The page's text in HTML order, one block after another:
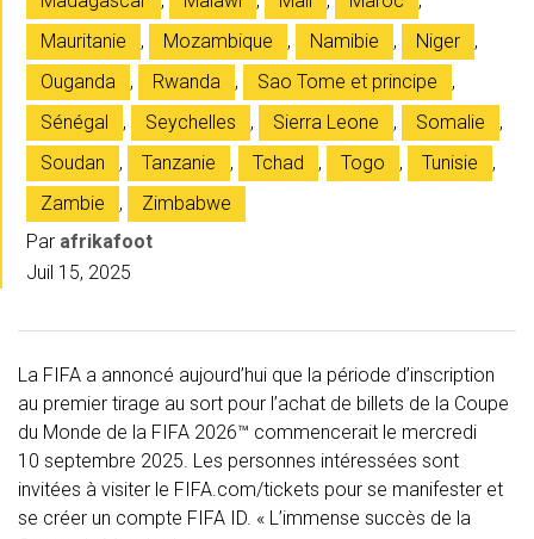
Mauritanie
, Mozambique , Namibie , Niger
,
Ouganda
, Rwanda , Sao Tome et principe
,
Sénégal
, Seychelles , Sierra Leone , Somalie
,
Soudan
, Tanzanie , Tchad , Togo , Tunisie
,
Zambie
,
Zimbabwe
Par afrikafoot
Juil 15, 2025
La FIFA a annoncé aujourd’hui que la période d’inscription
au premier tirage au sort pour l’achat de billets de la Coupe
du Monde de la FIFA 2026™ commencerait le mercredi
10 septembre 2025. Les personnes intéressées sont
invitées à visiter le FIFA.com/tickets pour se manifester et
se créer un compte FIFA ID. « L’immense succès de la